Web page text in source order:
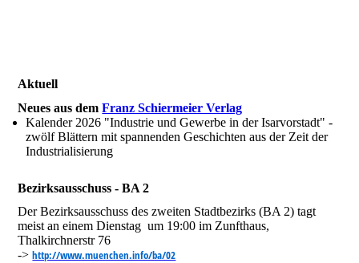
Aktuell
Neues aus demFranz Schiermeier Verlag
Kalender 2026 "Industrie und Gewerbe in der Isarvorstadt" -
zwölf Blättern mit spannenden Geschichten aus der Zeit der
Industrialisierung
Bezirksausschuss - BA 2
Der Bezirksausschuss des zweiten Stadtbezirks (BA 2) tagt
meist an einem Dienstag um 19:00 im Zunfthaus,
Thalkirchnerstr 76
->http://www.muenchen.info/ba/02